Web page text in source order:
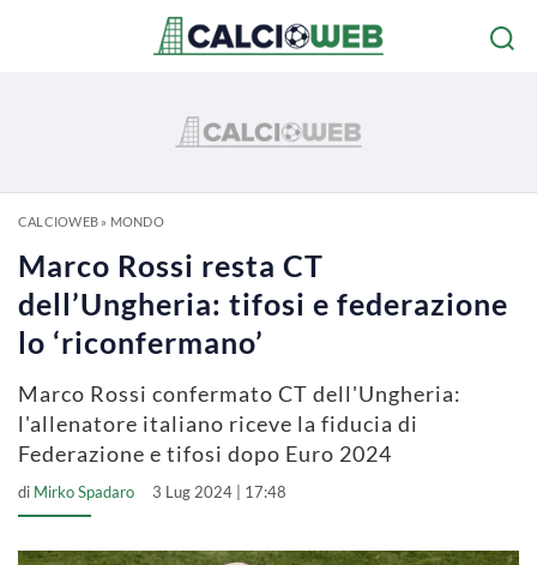
CALCIOWEB» MONDO
Marco Rossi resta CT
dell’Ungheria: tifosi e federazione
lo ‘riconfermano’
Marco Rossi confermato CT dell'Ungheria:
l'allenatore italiano riceve la fiducia di
Federazione e tifosi dopo Euro 2024
di Mirko Spadaro 3 Lug 2024 | 17:48